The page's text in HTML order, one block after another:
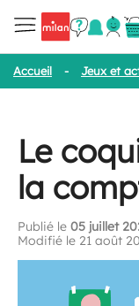
Accueil - Jeux et
Le
la
Publié le 05 juillet
Modifié le 21 août